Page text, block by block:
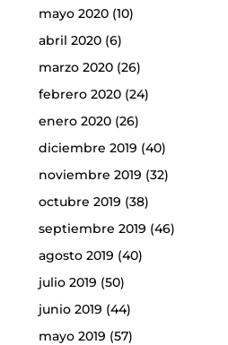
mayo 2020(10)
abril 2020(6)
marzo 2020(26)
febrero 2020(24)
enero 2020(26)
diciembre 2019 (40)
noviembre 2019 (32)
octubre 2019 (38)
septiembre 2019 (46)
agosto 2019 (40)
julio 2019 (50)
junio 2019 (44)
mayo 2019 (57)